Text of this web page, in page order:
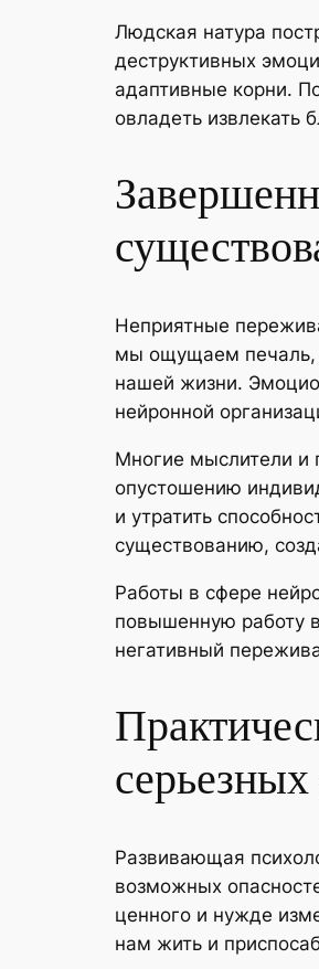
Людская натура
деструктивных
адаптивные корни.
овладеть
Неприятные
мы ощущаем печаль,
нашей жизни.
нейронной
Многие мыслители и
опустошению
и утратить
существованию,
Работы в сфере
повышенную работу
негативный
Развивающая
возможных
ценного и нужде
нам жить и